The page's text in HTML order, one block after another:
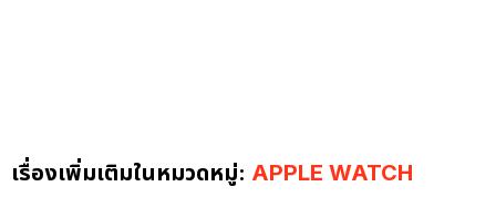
เรื่องเพิ่มเติมในหมวดหมู่: APPLE WATCH